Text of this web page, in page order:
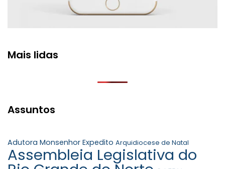
Mais lidas
Assuntos
Adutora Monsenhor Expedito Arquidiocese de Natal
Assembleia Legislativa do